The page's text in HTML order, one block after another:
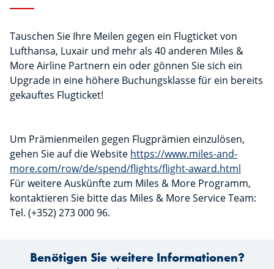
Tauschen Sie Ihre Meilen gegen ein Flugticket von
Lufthansa, Luxair und mehr als 40 anderen Miles &
More Airline Partnern ein oder gönnen Sie sich ein
Upgrade in eine höhere Buchungsklasse für ein bereits
gekauftes Flugticket!
Um Prämienmeilen gegen Flugprämien einzulösen,
gehen Sie auf die Website https://www.miles-and-
more.com/row/de/spend/flights/flight-award.html
Für weitere Auskünfte zum Miles & More Programm,
kontaktieren Sie bitte das Miles & More Service Team:
Tel. (+352) 273 000 96.
Benötigen Sie weitere Informationen?